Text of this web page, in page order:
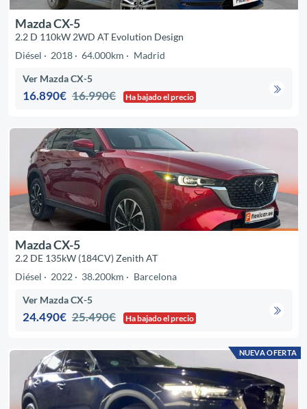
Mazda CX-5
2.2 D 110kW 2WD AT Evolution Design
Diésel
2018 64.000km Madrid
Ver Mazda CX-5
16.890€ 16.990€ Ha bajado el precio
Mazda CX-5
2.2 DE 135kW (184CV) Zenith AT
Diésel
2022 38.200km Barcelona
Ver Mazda CX-5
24.490€ 25.490€ Ha bajado el precio
NUEVA OFERTA